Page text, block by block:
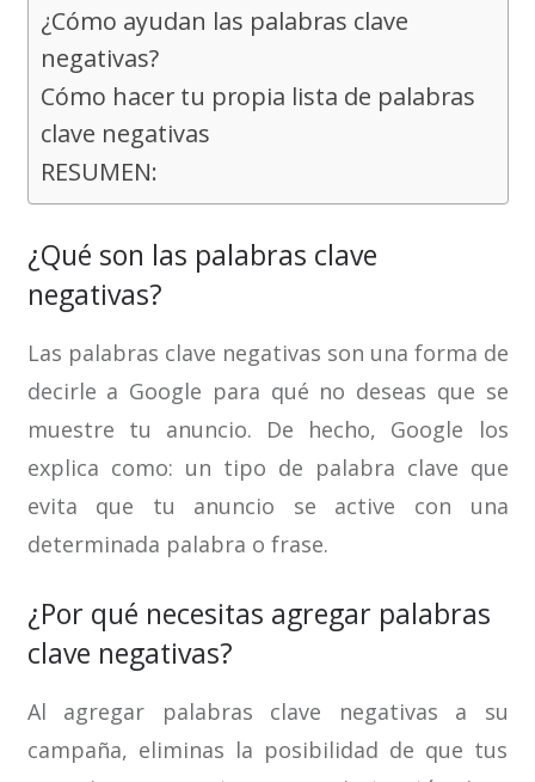
¿Cómo ayudan las palabras clave
negativas?
Cómo hacer tu propia lista de palabras
clave negativas
RESUMEN:
¿Qué son las palabras clave
negativas?
Las palabras clave negativas son una forma de
decirle a Google para qué no deseas que se
muestre tu anuncio. De hecho, Google los
explica como: un tipo de palabra clave que
evita que tu anuncio se active con una
determinada palabra o frase.
¿Por qué necesitas agregar palabras
clave negativas?
Al agregar palabras clave negativas a su
campaña, eliminas la posibilidad de que tus